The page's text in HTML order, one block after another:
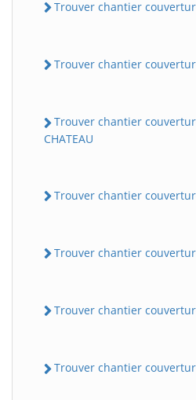
Trouver chantier
Trouver chantier
Trouver chantier
CHATEAU
Trouver chantier
Trouver chantier
Trouver chantier
Trouver chantier